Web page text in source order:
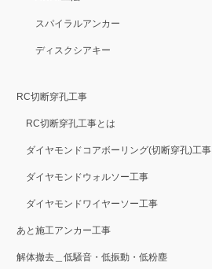
スパイラルアンカー
ディスクシアキー
RC切断穿孔工事
RC切断穿孔工事とは
ダイヤモンドコアボーリング(切断穿孔)工事
ダイヤモンドウォルソー工事
ダイヤモンドワイヤーソー工事
あと施工アンカー工事
解体撤去＿低騒音・低振動・低粉塵